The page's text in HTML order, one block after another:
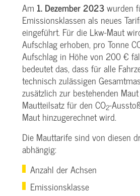
Am 1. Dezember 2023wurden
Emissionsklassen als neues
eingeführt. Für die Lkw-Maut
Aufschlag erhoben, pro Tonne
Aufschlag in Höhe von 200 €
bedeutet das, dass für alle
technisch zulässigen
zusätzlich zur bestehenden
Mautteilsatz für den CO2-
Maut hinzugerechnet wird.
Die Mauttarife sind von diesen
abhängig:
Anzahl der Achsen
Emissionsklasse